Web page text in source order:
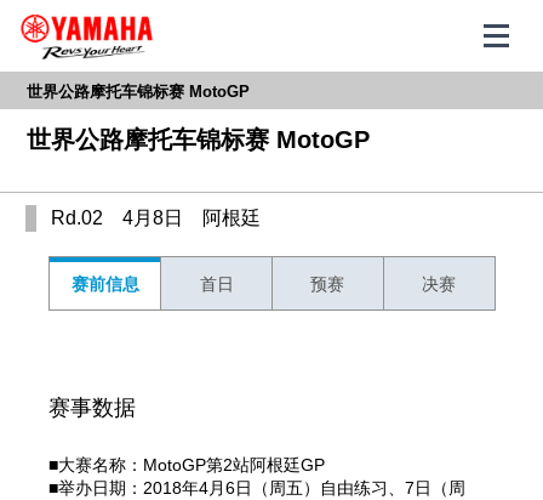
世界公路摩托车锦标赛 MotoGP
世界公路摩托车锦标赛 MotoGP
Rd.02 4月8日 阿根廷
赛前信息 首日 预赛 决赛
赛事数据
■大赛名称：MotoGP第2站阿根廷GP
■举办日期：2018年4月6日（周五）自由练习、7日（周